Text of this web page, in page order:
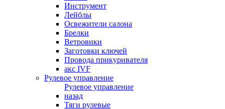
Инструмент
Лейблы
Освежители салона
Брелки
Ветровики
Заготовки ключей
Провода прикуривателя
акс IVF
Рулевое управление
Рулевое управление
назад
Тяги рулевые